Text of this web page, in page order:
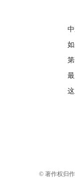
© 著作权归